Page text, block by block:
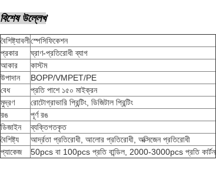
বিশেষ উল্লেখ
বৈশিষ্ট্যাবলীস্পেসিফিকেশন
প্রকার
ঘ্রাণ-প্রতিরোধী ব্যাগ
আকার
কাস্টম
উপাদান
BOPP/VMPET/PE
বেধ
প্রতি পাশে ১৫০ মাইক্রন
মুদ্রণ
রোটোগ্রাভারি প্রিন্টিং, ডিজিটাল প্রিন্টিং
রঙ
পূর্ণ রঙ
ডিজাইন
ব্যক্তিগতকৃত
বৈশিষ্ট্য
আর্দ্রতা প্রতিরোধী, আলোর প্রতিরোধী, অক্সিজেন প্রতিরোধী
প্যাকেজ
50pcs বা 100pcs প্রতি বান্ডিল, 2000-3000pcs প্রতি কার্টন